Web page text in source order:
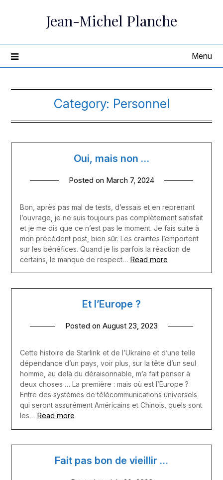
Jean-Michel Planche
Menu
Category: Personnel
Oui, mais non …
Posted on March 7, 2024
Bon, après pas mal de tests, d’essais et en reprenant
l’ouvrage, je ne suis toujours pas complètement satisfait
et je me dis que ce n’est pas le moment. Je fais suite à
mon précédent post, bien sûr. Les craintes l’emportent
sur les bénéfices. Quand je lis parfois la réaction de
certains, le manque de respect… Read more
Et l’Europe ?
Posted on August 23, 2023
Cette histoire de Starlink et de l’Ukraine et d’une telle
dépendance d’un pays, voir plus, sur la tête d’un seul
homme, au delà du déraisonnable, m’a fait penser à
deux choses … La première : mais où est l’Europe ?
Entre des systèmes de télécommunications universels
qui seront assurément Américains et Chinois, quels sont
les… Read more
Fait pas bon de vieillir …